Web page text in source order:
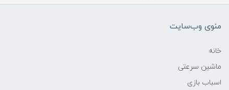
منوی وب‌سایت
خانه
ماشین سرعتی
اسباب بازی